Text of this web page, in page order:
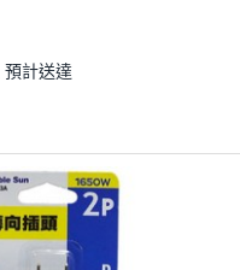
預計送達